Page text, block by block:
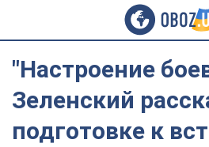
"Настроение
Зеленский
подготовке к